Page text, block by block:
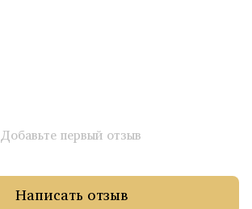
Добавьте первый отзыв
Написать отзыв